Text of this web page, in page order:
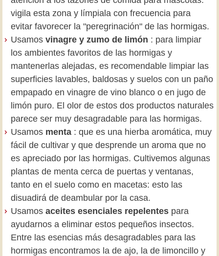
vigila esta zona y límpiala con frecuencia para
evitar favorecer la "peregrinación" de las hormigas.
Usamos vinagre y zumo de limón : para limpiar
los ambientes favoritos de las hormigas y
mantenerlas alejadas, es recomendable limpiar las
superficies lavables, baldosas y suelos con un paño
empapado en vinagre de vino blanco o en jugo de
limón puro. El olor de estos dos productos naturales
parece ser muy desagradable para las hormigas.
Usamos menta : que es una hierba aromática, muy
fácil de cultivar y que desprende un aroma que no
es apreciado por las hormigas. Cultivemos algunas
plantas de menta cerca de puertas y ventanas,
tanto en el suelo como en macetas: esto las
disuadirá de deambular por la casa.
Usamos aceites esenciales repelentes para
ayudarnos a eliminar estos pequeños insectos.
Entre las esencias más desagradables para las
hormigas encontramos la de ajo, la de limoncillo y